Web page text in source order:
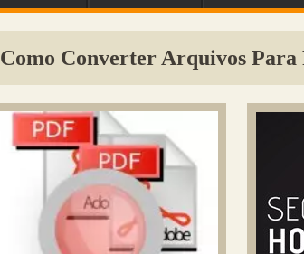
Como Converter Arquivos Para